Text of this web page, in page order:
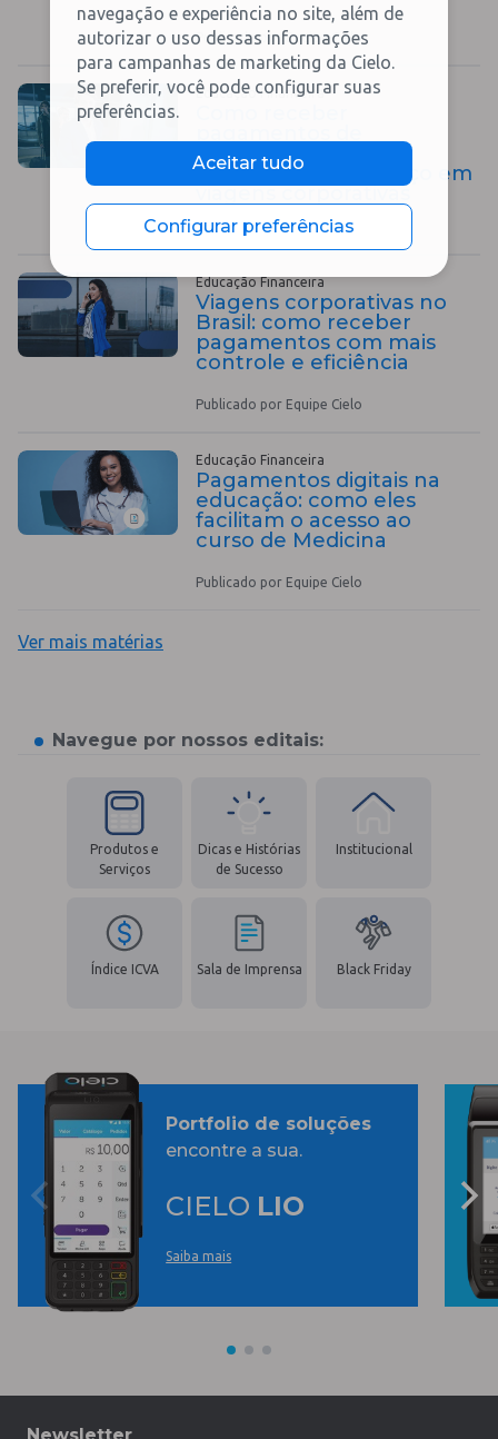
Publicado por Equipe Cielo
Educação Financeira
empresas: guia para
prestadores de serviço em
viagens corporativas
Publicado por Equipe Cielo
Educação Financeira
Viagens corporativas no
Brasil: como receber
pagamentos com mais
controle e eficiência
Publicado por Equipe Cielo
Educação Financeira
Pagamentos digitais na
educação: como eles
facilitam o acesso ao
curso de Medicina
Publicado por Equipe Cielo
Ver mais matérias
Navegue por nossos editais:
Produtos e
Serviços
Dicas e Histórias
de Sucesso
Institucional
Índice ICVA Sala de Imprensa Black Friday
Portfolio de soluções
encontre a sua.
CIELO LIO
Saiba mais
navegação e experiência no site, além de
autorizar o uso dessas informações
para campanhas de marketing da Cielo.
Se preferir, você pode configurar suas
preferências.
Aceitar tudo
Configurar preferências